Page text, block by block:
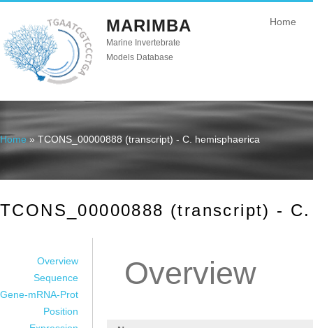
MARIMBA
Marine Invertebrate
Models Database
Home
You are here
Home » TCONS_00000888 (transcript) - C. hemisphaerica
TCONS_00000888 (transcript) -
Overview
Sequence
Gene-mRNA-Prot
Position
Overview